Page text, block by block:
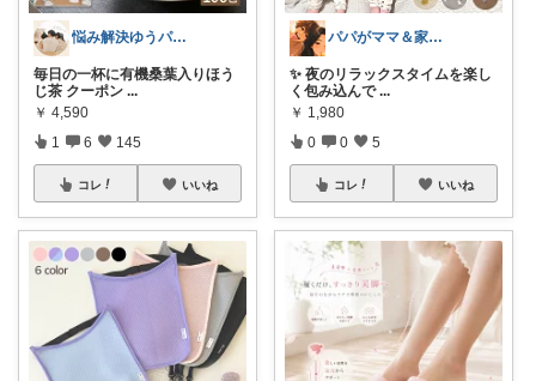
悩み解決ゆうパパroom
毎日の一杯に有機桑葉入りほう
じ茶 クーポン ...
￥ 4,590
1 6 145
コレ いいね
パパがママ＆家族の笑顔の為に選ぶ品😆
✨ 夜のリラックスタイムを楽し
く包み込んで ...
￥ 1,980
0 0 5
コレ いいね